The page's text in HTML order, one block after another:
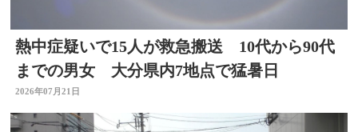
熱中症疑いで15人が救急搬送 10代から90代
までの男女 大分県内7地点で猛暑日
2026年07月21日